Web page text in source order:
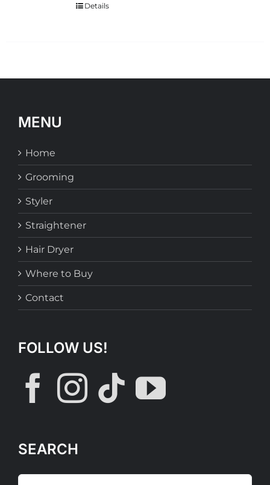
Details
MENU
Home
Grooming
Styler
Straightener
Hair Dryer
Where to Buy
Contact
FOLLOW US!
SEARCH
Search